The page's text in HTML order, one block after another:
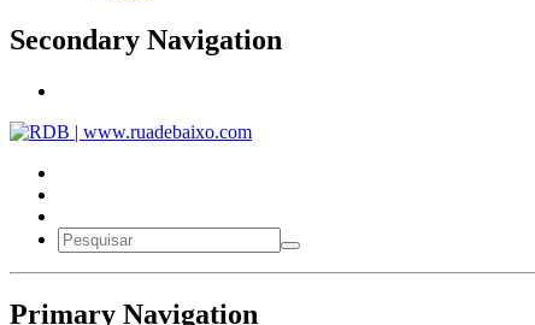
Secondary Navigation
Primary Navigation